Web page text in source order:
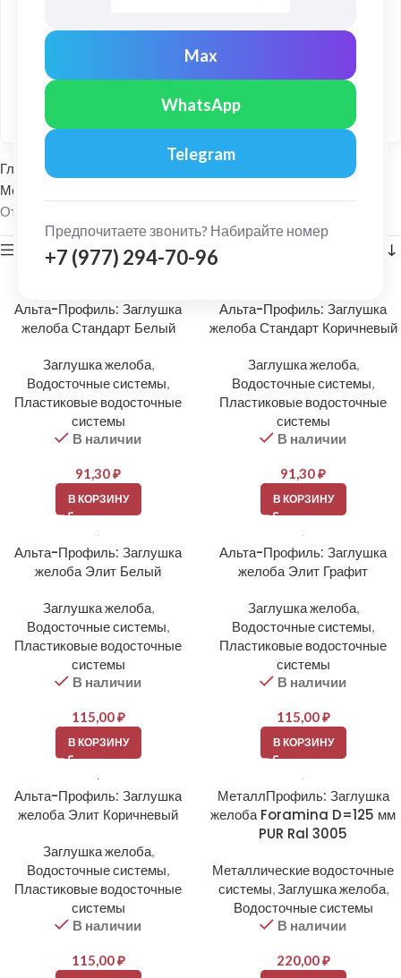
Max
WhatsApp
Telegram
Предпочитаете звонить? Набирайте номер
+7 (977) 294-70-96
время.
Главная
Металлические водосточные системы
Отображение 1–24 из 90
Показать боковую панель
Альта-Профиль: Заглушка
желоба Стандарт Белый
Заглушка желоба,
Водосточные системы,
Пластиковые водосточные
системы
В наличии
91,30₽
В КОРЗИНУ
Альта-Профиль: Заглушка
желоба Стандарт Коричневый
Заглушка желоба,
Водосточные системы,
Пластиковые водосточные
системы
В наличии
91,30₽
В КОРЗИНУ
Альта-Профиль: Заглушка
желоба Элит Белый
Заглушка желоба,
Водосточные системы,
Пластиковые водосточные
системы
В наличии
115,00₽
В КОРЗИНУ
Альта-Профиль: Заглушка
желоба Элит Графит
Заглушка желоба,
Водосточные системы,
Пластиковые водосточные
системы
В наличии
115,00₽
В КОРЗИНУ
Альта-Профиль: Заглушка
желоба Элит Коричневый
Заглушка желоба,
Водосточные системы,
Пластиковые водосточные
системы
В наличии
115,00₽
МеталлПрофиль: Заглушка
желоба Foramina D=125 мм
PUR Ral 3005
Металлические водосточные
системы,Заглушка желоба,
Водосточные системы
В наличии
220,00₽